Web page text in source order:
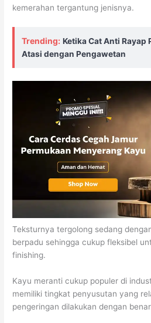
kemerahan tergantung jenisnya.
Trending: Ketika Cat Anti Rayap
Atasi dengan Pengawetan
Teksturnya tergolong sedang
berpadu sehingga cukup fleksibel
finishing.
Kayu meranti cukup populer di
memiliki tingkat penyusutan yang
pengeringan dilakukan dengan